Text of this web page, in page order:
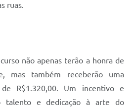
ruas.
não apenas terão a honra de
mas também receberão uma
R$1.320,00. Um incentivo e
talento e dedicação à arte do